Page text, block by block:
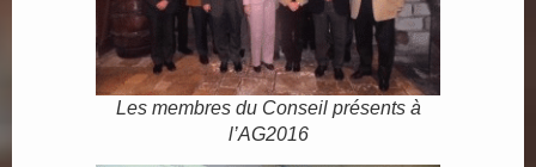
Les membres du Conseil présents à
l’AG2016